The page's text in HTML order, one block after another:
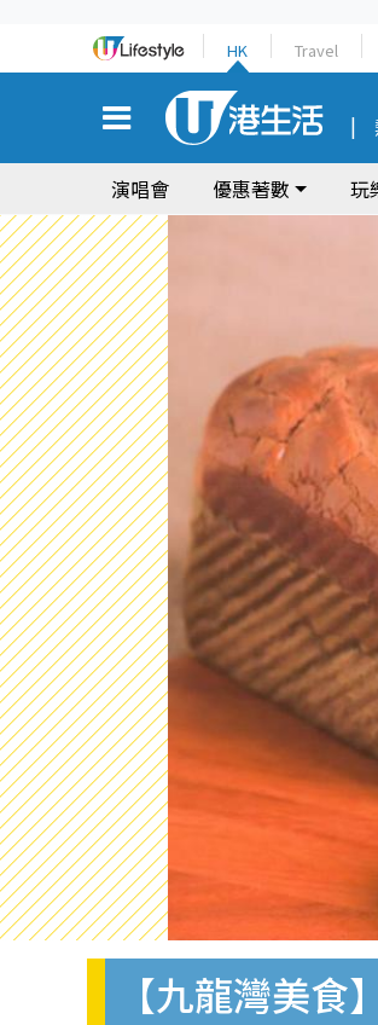
HK Travel
演唱會 優惠著數 玩
【九龍灣美